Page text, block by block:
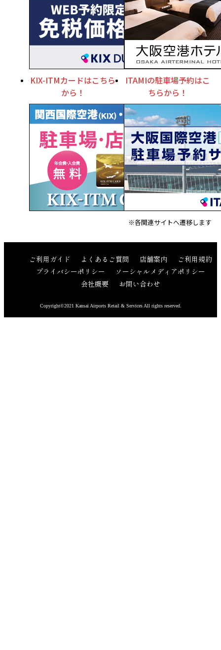
KIX-ITMカードはこちら
から！
ITAMIの駐車場予約はこ
ちらから！
※各関連サイトへ遷移します
ご利用ガイド よくあるご質問 店舗案内
ご利用規約
プライバシーポリシー
ソーシャルメディアポリシー
会社概要
お問い合わせ
Copyright©2021 Kansai Airports Retail & Services All rights reserved.